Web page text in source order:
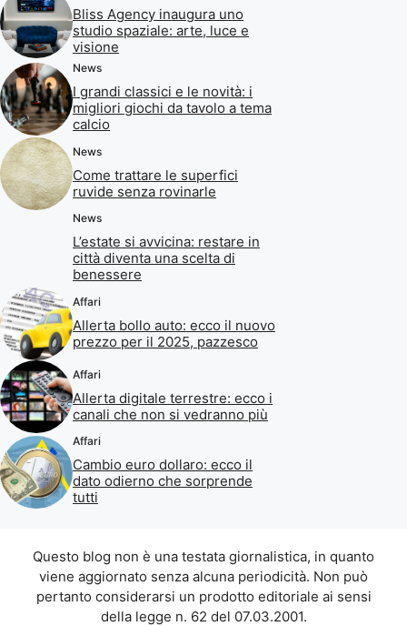
Bliss Agency inaugura uno
studio spaziale: arte, luce e
visione
News
I grandi classici e le novità: i
migliori giochi da tavolo a tema
calcio
News
Come trattare le superfici
ruvide senza rovinarle
News
L’estate si avvicina: restare in
città diventa una scelta di
benessere
Affari
Allerta bollo auto: ecco il nuovo
prezzo per il 2025, pazzesco
Affari
Allerta digitale terrestre: ecco i
canali che non si vedranno più
Affari
Cambio euro dollaro: ecco il
dato odierno che sorprende
tutti
Questo blog non è una testata giornalistica, in quanto
viene aggiornato senza alcuna periodicità. Non può
pertanto considerarsi un prodotto editoriale ai sensi
della legge n. 62 del 07.03.2001.